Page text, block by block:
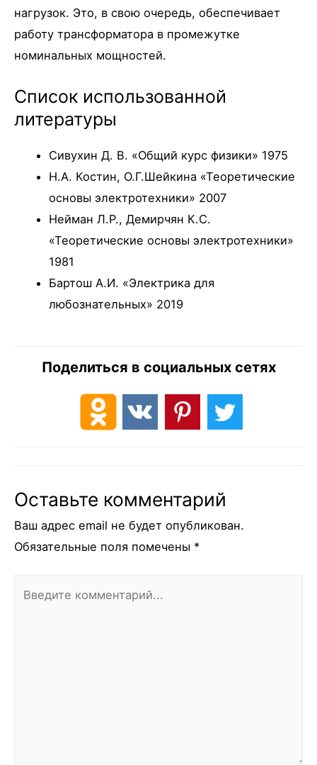
нагрузок. Это, в свою очередь, обеспечивает
работу трансформатора в промежутке
номинальных мощностей.
Список использованной
литературы
Сивухин Д. В. «Общий курс физики» 1975
Н.А. Костин, О.Г.Шейкина «Теоретические
основы электротехники» 2007
Нейман Л.Р., Демирчян К.С.
«Теоретические основы электротехники»
1981
Бартош А.И. «Электрика для
любознательных» 2019
Поделиться в социальных сетях
Оставьте комментарий
Ваш адрес email не будет опубликован.
Обязательные поля помечены *
комментарий...